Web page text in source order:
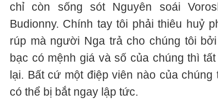
chỉ còn sống sót Nguyên soái
Budionny. Chính tay tôi phải thiêu huỷ
rúp mà người Nga trả cho chúng tôi
bạc có mệnh giá và số của chúng thì
lại. Bất cứ một điệp viên nào của
có thể bị bắt ngay lập tức.